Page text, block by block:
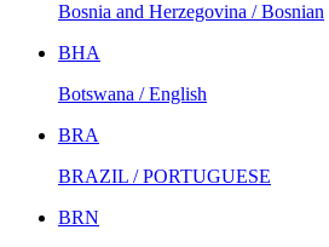
Bosnia and Herzegovina / Bosnian
BHA
Botswana / English
BRA
BRAZIL / PORTUGUESE
BRN